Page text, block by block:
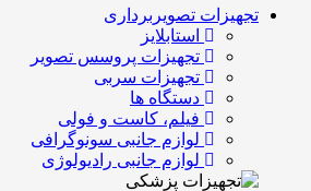
تجهیزات تصویربرداری
استابلایز
تجهیزات پروسس تصویر
تجهیزات سربی
دستگاه ها
فیلم، کاست و فولی
لوازم جانبی سونوگرافی
لوازم جانبی رادیولوژی